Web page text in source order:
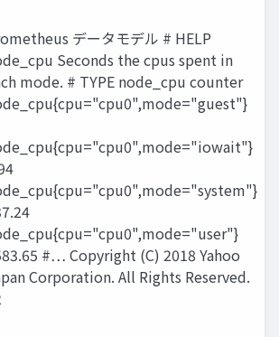
データモデル # HELP
Seconds the cpus spent in
mode. # TYPE node_cpu counter
#… Copyright (C) 2018 Yahoo
Corporation. All Rights Reserved.